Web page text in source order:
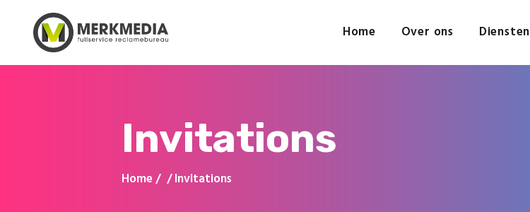
Home Over ons Diensten
Invitations
Home Invitations
Over ons
Portfolio